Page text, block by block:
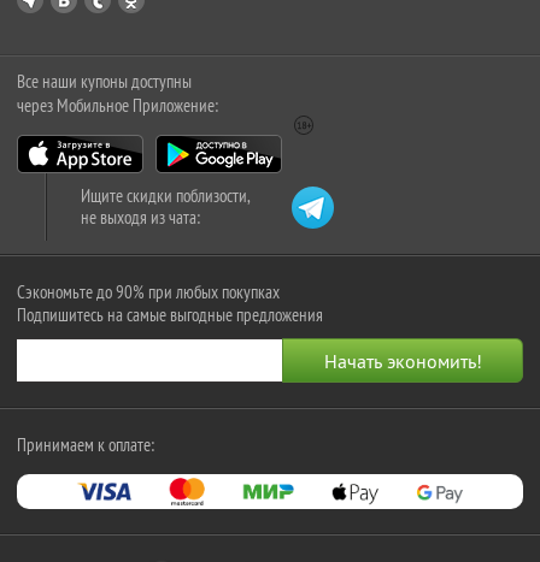
Все наши купоны доступны
через Мобильное Приложение:
Ищите скидки поблизости,
не выходя из чата:
Сэкономьте до 90% при любых покупках
Подпишитесь на самые выгодные предложения
Принимаем к оплате: